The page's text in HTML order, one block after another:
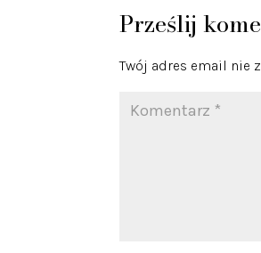
Prześlij
Twój adres email nie